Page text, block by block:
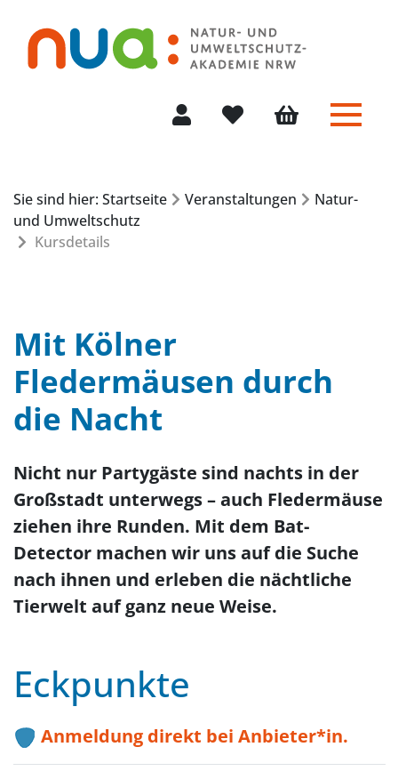
Menü
Sie sind hier: Startseite Veranstaltungen
Natur-
und Umweltschutz
Kursdetails
Mit Kölner
Fledermäusen durch
die Nacht
Nicht nur Partygäste sind nachts in der
Großstadt unterwegs – auch Fledermäuse
ziehen ihre Runden. Mit dem Bat-
Detector machen wir uns auf die Suche
nach ihnen und erleben die nächtliche
Tierwelt auf ganz neue Weise.
Eckpunkte
Anmeldung direkt bei Anbieter*in.